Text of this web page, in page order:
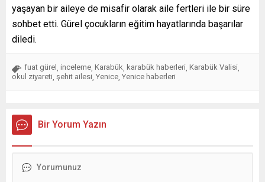
yaşayan bir aileye de misafir olarak aile fertleri ile bir süre
sohbet etti. Gürel çocukların eğitim hayatlarında başarılar
diledi.
fuat gürel , inceleme, Karabük, karabük haberleri, Karabük Valisi,
okul ziyareti, şehit ailesi, Yenice, Yenice haberleri
Bir Yorum Yazın